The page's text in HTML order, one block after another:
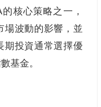
核心策略之一，
場波動的影響，並
期投資通常選擇優
基金。